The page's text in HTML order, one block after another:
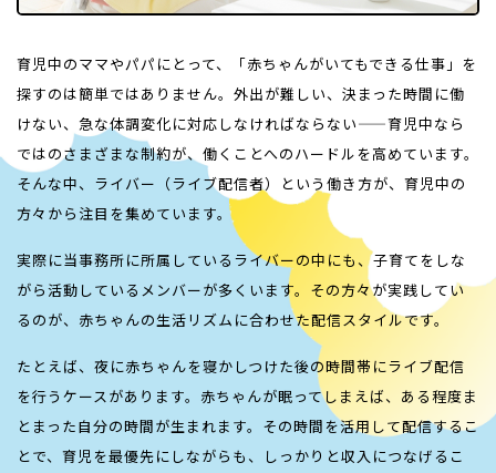
育児中のママやパパにとって、「赤ちゃんがいてもできる仕事」を
探すのは簡単ではありません。外出が難しい、決まった時間に働
けない、急な体調変化に対応しなければならない——育児中なら
ではのさまざまな制約が、働くことへのハードルを高めています。
そんな中、ライバー（ライブ配信者）という働き方が、育児中の
方々から注目を集めています。
実際に当事務所に所属しているライバーの中にも、子育てをしな
がら活動しているメンバーが多くいます。その方々が実践してい
るのが、赤ちゃんの生活リズムに合わせた配信スタイルです。
たとえば、夜に赤ちゃんを寝かしつけた後の時間帯にライブ配信
を行うケースがあります。赤ちゃんが眠ってしまえば、ある程度ま
とまった自分の時間が生まれます。その時間を活用して配信するこ
とで、育児を最優先にしながらも、しっかりと収入につなげるこ